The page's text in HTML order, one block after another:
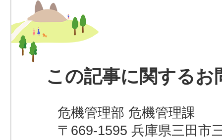
この記事に関するお
危機管理部 危機管理課
〒669-1595 兵庫県三田市